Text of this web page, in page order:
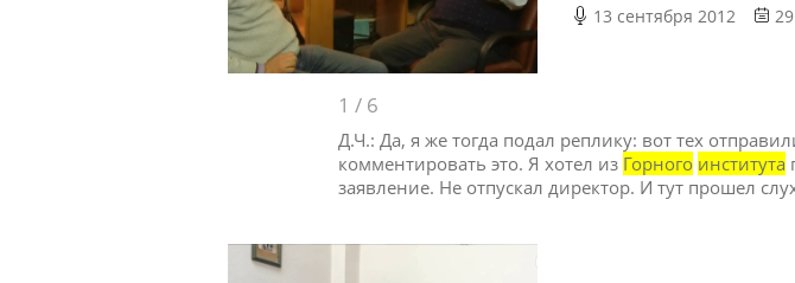
13 сентября 2012
1 / 6
Д.Ч.: Да, я же тогда подал реплику: вот тех
комментировать это. Я хотел из Горного института
заявление. Не отпускал директор. И тут прошел